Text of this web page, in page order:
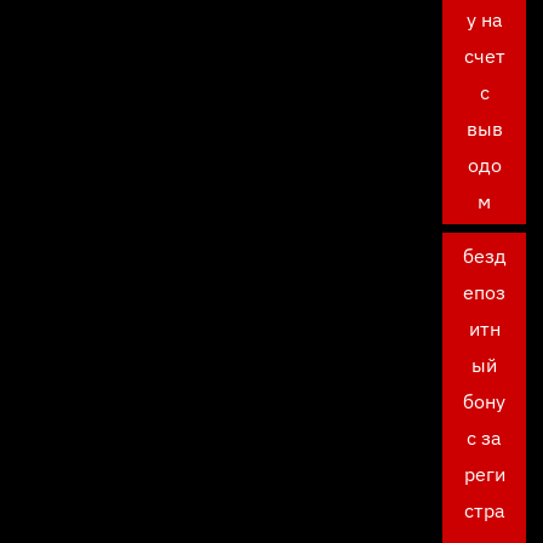
у на
счет
с
выв
одо
м
безд
епоз
итн
ый
бону
с за
реги
стра